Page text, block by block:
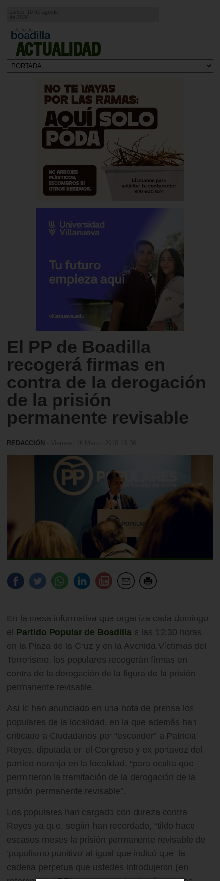
ACTUALIDAD
Lunes, 10 de agosto
El PP de Boadilla
recogerá firmas en
contra de la derogación
de la prisión
permanente revisable
REDACCIÓN
En la mesa informativa que organiza cada domingo
el Partido Popular de Boadilla a las 12:30 horas
en la Plaza de la Cruz y en la Avenida Víctimas del
Terrorismo, los populares recogerán firmas en
contra de la derogación de la figura de la prisión
permanente revisable.
Así lo han anunciado en una nota de prensa los
populares de la localidad, en la que además han
criticado a Ciudadanos por “esconder” a Patricia
Reyes, diputada en el Congreso y ex portavoz del
partido naranja en la localidad, “para oculta que
permitieron la tramitación de la derogación de la
prisión permanente revisable”.
Los populares han cargado con dureza contra
Reyes ya que, según han recordado, “tildó hace
escasos meses la prisión permanente revisable de
‘populismo punitivo’ al igual que indicó que ‘la
cadena perpetua que ustedes introdujeron (en